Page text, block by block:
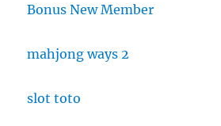
Bonus New Member
mahjong ways 2
slot toto